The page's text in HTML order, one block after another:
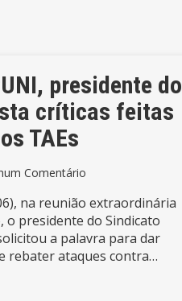
presidente do
críticas feitas
TAEs
Comentário
na reunião extraordinária
presidente do Sindicato
a palavra para dar
rebater ataques contra…